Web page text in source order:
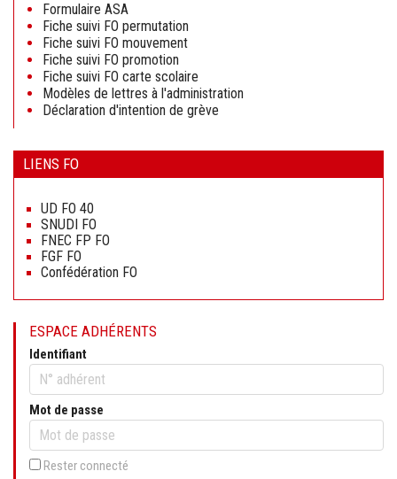
Formulaire ASA
Fiche suivi FO permutation
Fiche suivi FO mouvement
Fiche suivi FO promotion
Fiche suivi FO carte scolaire
Modèles de lettres à l'administration
Déclaration d'intention de grève
LIENS FO
contenu
UD FO 40
SNUDI FO
FNEC FP FO
FGF FO
Confédération FO
ESPACE ADHÉRENTS
Identifiant
Mot de passe
Rester connecté